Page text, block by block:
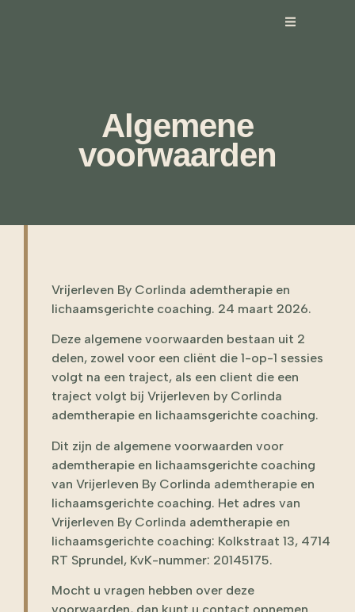
Algemene
voorwaarden
Vrijerleven By Corlinda ademtherapie en
lichaamsgerichte coaching. 24 maart 2026.
Deze algemene voorwaarden bestaan uit 2
delen, zowel voor een cliënt die 1-op-1 sessies
volgt na een traject, als een client die een
traject volgt bij Vrijerleven by Corlinda
ademtherapie en lichaamsgerichte coaching.
Dit zijn de algemene voorwaarden voor
ademtherapie en lichaamsgerichte coaching
van Vrijerleven By Corlinda ademtherapie en
lichaamsgerichte coaching. Het adres van
Vrijerleven By Corlinda ademtherapie en
lichaamsgerichte coaching: Kolkstraat 13, 4714
RT Sprundel, KvK-nummer: 20145175.
Mocht u vragen hebben over deze